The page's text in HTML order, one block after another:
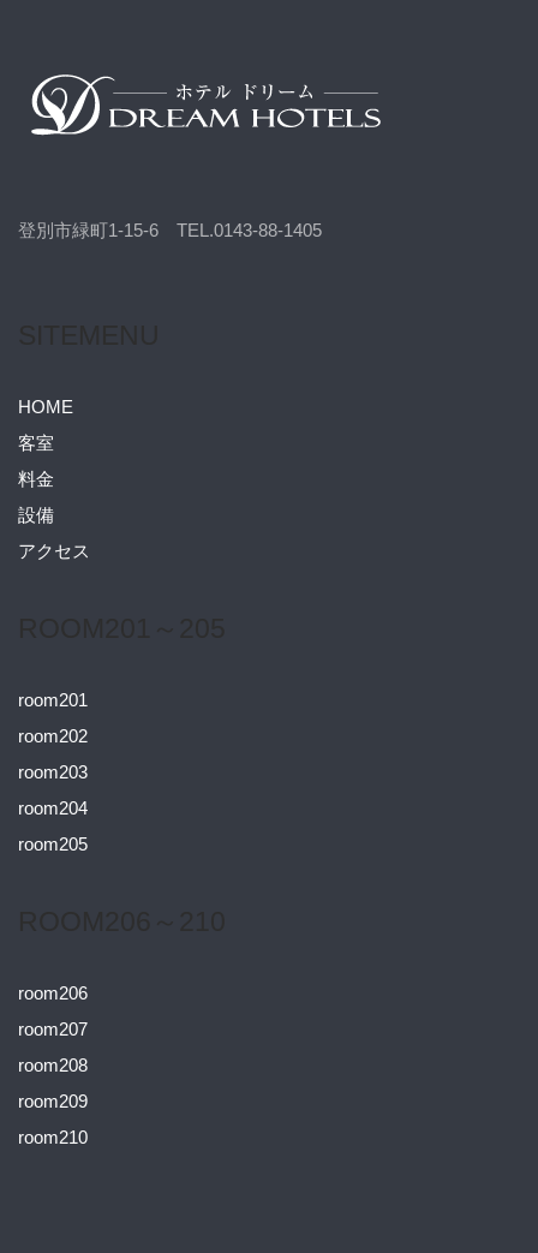
登別市緑町1-15-6 TEL.0143-88-1405
HOME
客室
料金
設備
アクセス
room201
room202
room203
room204
room205
room206
room207
room208
room209
room210